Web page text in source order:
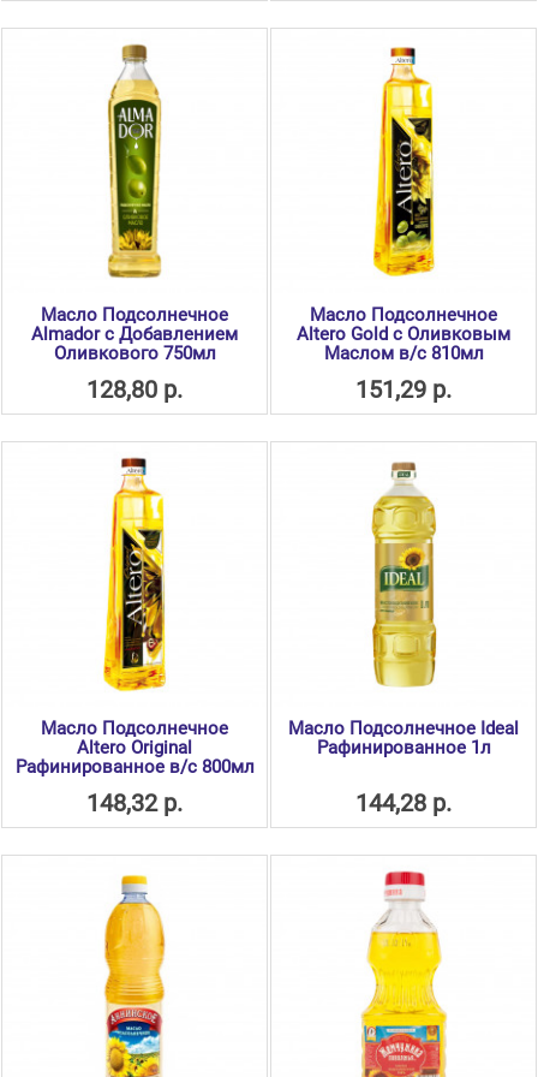
Масло Подсолнечное
Almador с Добавлением
Оливкового 750мл
128,80 р.
Масло Подсолнечное
Altero Gold с Оливковым
Маслом в/с 810мл
151,29 р.
Масло Подсолнечное
Altero Original
Рафинированное в/с 800мл
148,32 р.
Масло Подсолнечное Ideal
Рафинированное 1л
144,28 р.